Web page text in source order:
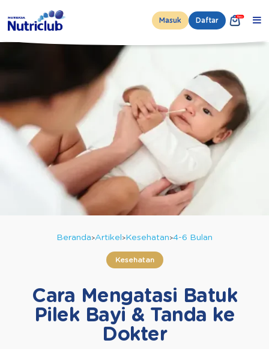
Masuk Daftar
Beranda Artikel Kesehatan 4-6 Bulan
Kesehatan
Cara Mengatasi Batuk
Pilek Bayi & Tanda ke
Dokter